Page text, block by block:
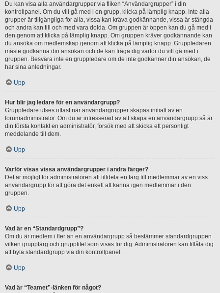
Du kan visa alla användargrupper via fliken “Användargrupper” i din
kontrollpanel. Om du vill gå med i en grupp, klicka på lämplig knapp. Inte alla
grupper är tillgängliga för alla, vissa kan kräva godkännande, vissa är stängda
och andra kan till och med vara dolda. Om gruppen är öppen kan du gå med i
den genom att klicka på lämplig knapp. Om gruppen kräver godkännande kan
du ansöka om medlemskap genom att klicka på lämplig knapp. Gruppledaren
måste godkänna din ansökan och de kan fråga dig varför du vill gå med i
gruppen. Besvära inte en gruppledare om de inte godkänner din ansökan, de
har sina anledningar.
Upp
Hur blir jag ledare för en användargrupp?
Gruppledare utses oftast när användargrupper skapas initialt av en
forumadministratör. Om du är intresserad av att skapa en användargrupp så är
din första kontakt en administratör, försök med att skicka ett personligt
meddelande till dem.
Upp
Varför visas vissa användargrupper i andra färger?
Det är möjligt för administratören att tilldela en färg till medlemmar av en viss
användargrupp för att göra det enkelt att känna igen medlemmar i den
gruppen.
Upp
Vad är en “Standardgrupp”?
Om du är medlem i fler än en användargrupp så bestämmer standardgruppen
vilken gruppfärg och grupptitel som visas för dig. Administratören kan tillåta dig
att byta standardgrupp via din kontrollpanel.
Upp
Vad är “Teamet”-länken för något?